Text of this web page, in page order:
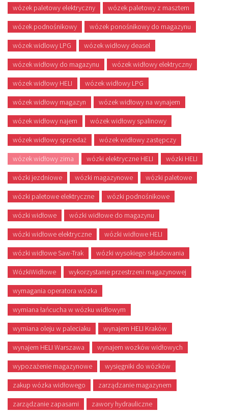
wózek paletowy elektryczny wózek paletowy z masztem
wózek podnośnikowy wózek ponośnikowy do magazynu
wózek widlowy LPG wózek widłowy deasel
wózek widłowy do magazynu wózek widłowy elektryczny
wózek widłowy HELI wózek widłowy LPG
wózek widłowy magazyn wózek widłowy na wynajem
wózek widłowy najem wózek widłowy spalinowy
wózek widłowy sprzedaż wózek widłowy zastępczy
wózek widłowy zima wózki elektryczne HELI wózki HELI
wózki jezdniowe wózki magazynowe wózki paletowe
wózki paletowe elektryczne wózki podnośnikowe
wózki widłowe wózki widłowe do magazynu
wózki widłowe elektryczne wózki widłowe HELI
wózki widłowe Saw-Trak wózki wysokiego składowania
WózkiWidłowe wykorzystanie przestrzeni magazynowej
wymagania operatora wózka
wymiana łańcucha w wózku widłowym
wymiana oleju w paleciaku wynajem HELI Kraków
wynajem HELI Warszawa wynajem wozków widłowych
wypozażenie magazynowe wysięgniki do wózków
zakup wózka widłowego zarządzanie magazynem
zarządzanie zapasami zawory hydrauliczne